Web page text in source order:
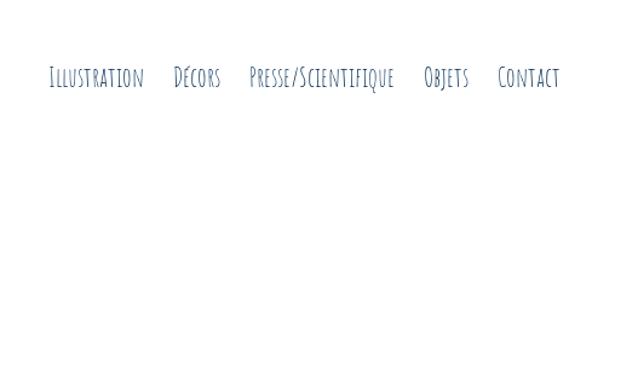
Illustration Décors Presse/Scientifique Objets Contact